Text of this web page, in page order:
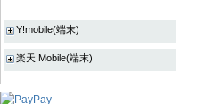
Y!mobile(端末)
楽天 Mobile(端末)